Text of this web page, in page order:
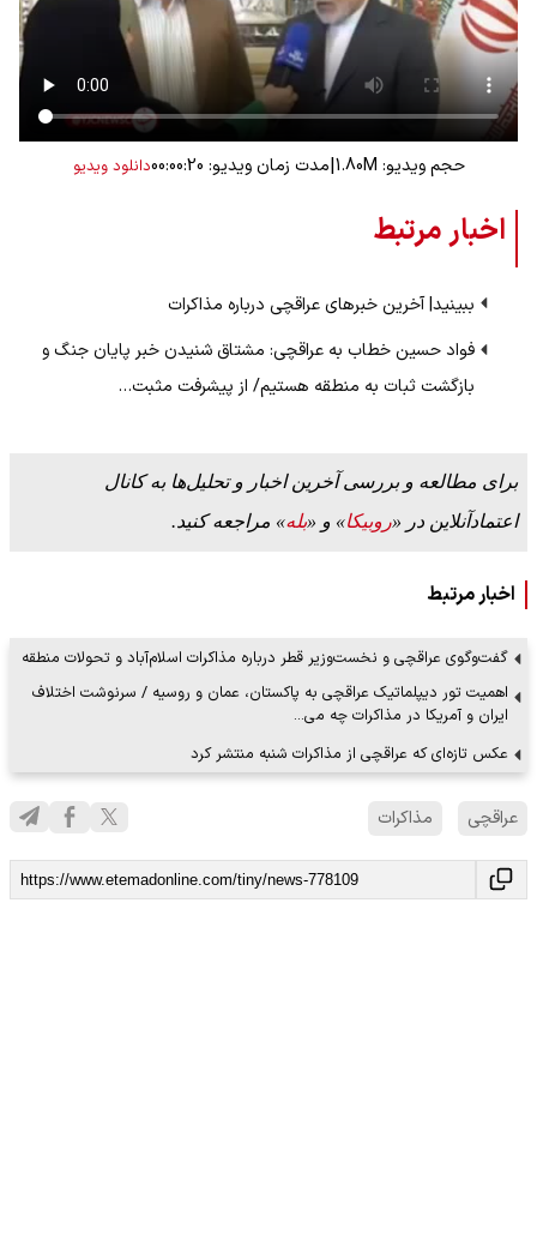
حجم ویدیو: 1.80M |مدت زمان ویدیو: 00:00:20 دانلود ویدیو
اخبار مرتبط
ببینید| آخرین خبرهای عراقچی درباره مذاکرات
فواد حسین خطاب به عراقچی: مشتاق شنیدن خبر پایان جنگ و
بازگشت ثبات به منطقه هستیم/ از پیشرفت مثبت…
برای مطالعه و بررسی آخرین اخبار و تحلیل‌ها به کانال
اعتمادآنلاین در «روبیکا» و «بله» مراجعه کنید.
اخبار مرتبط
گفت‌وگوی عراقچی و نخست‌وزیر قطر درباره مذاکرات اسلام‌آباد و تحولات منطقه
اهمیت تور دیپلماتیک عراقچی به پاکستان، عمان و روسیه / سرنوشت اختلاف
ایران و آمریکا در مذاکرات چه می…
عکس تازه‌ای که عراقچی از مذاکرات شنبه منتشر کرد
عراقچی مذاکرات